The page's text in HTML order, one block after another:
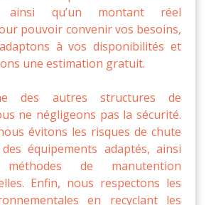
ainsi qu’un montant réel
pouvoir convenir vos besoins,
à vos disponibilités et
une estimation gratuit.
des autres structures de
ne négligeons pas la sécurité.
évitons les risques de chute
équipements adaptés, ainsi
de manutention
Enfin, nous respectons les
en recyclant les